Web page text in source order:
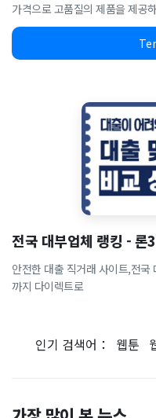
가격으로 고품질의 제품을 제공
전국 대부업체 랭킹 - 론
안전한 대출 직거래 사이트,전
까지 다이렉트로
인기 검색어： 웹툰